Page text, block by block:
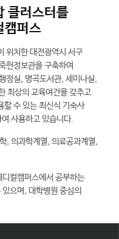
클러스터를
캠퍼스
위치한 대전광역시 서구
헌정보관을 구축하여
정실, 명곡도서관, 세미나실,
최상의 교육여건을 갖추고
수 있는 최신식 기숙사
사용하고 있습니다.
, 의과학계열, 의료공과계열,
컬캠퍼스에서 공부하는
으며, 대학병원 중심의